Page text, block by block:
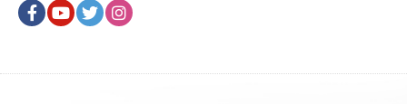
FacebookYoutubeTwitter